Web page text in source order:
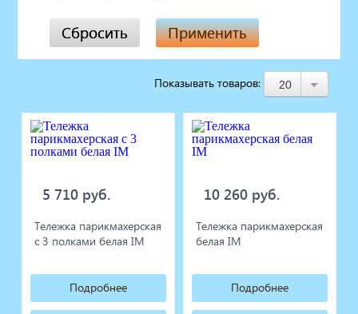
Сбросить Применить
Показывать товаров: 20
5 710 руб.
Тележка парикмахерская
с 3 полками белая IM
Подробнее
10 260 руб.
Тележка парикмахерская
белая IM
Подробнее